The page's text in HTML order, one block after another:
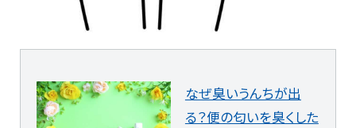
なぜ臭いうんちが出
る？便の匂いを臭くした